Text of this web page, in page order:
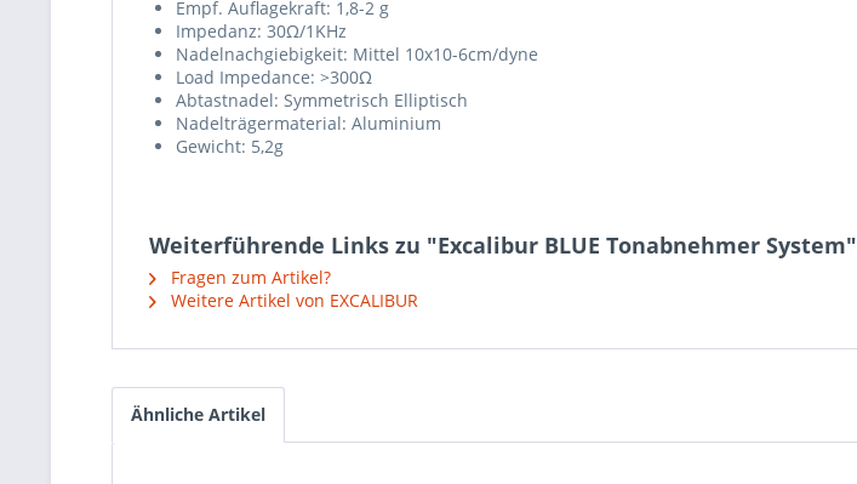
Empf. Auflagekraft: 1,8-2 g
Impedanz: 30Ω/1KHz
Nadelnachgiebigkeit: Mittel 10x10-6cm/dyne
Load Impedance: >300Ω
Abtastnadel: Symmetrisch Elliptisch
Nadelträgermaterial: Aluminium
Gewicht: 5,2g
Weiterführende Links zu "Excalibur BLUE Tonabnehmer System"
Fragen zum Artikel?
Weitere Artikel von EXCALIBUR
Ähnliche Artikel